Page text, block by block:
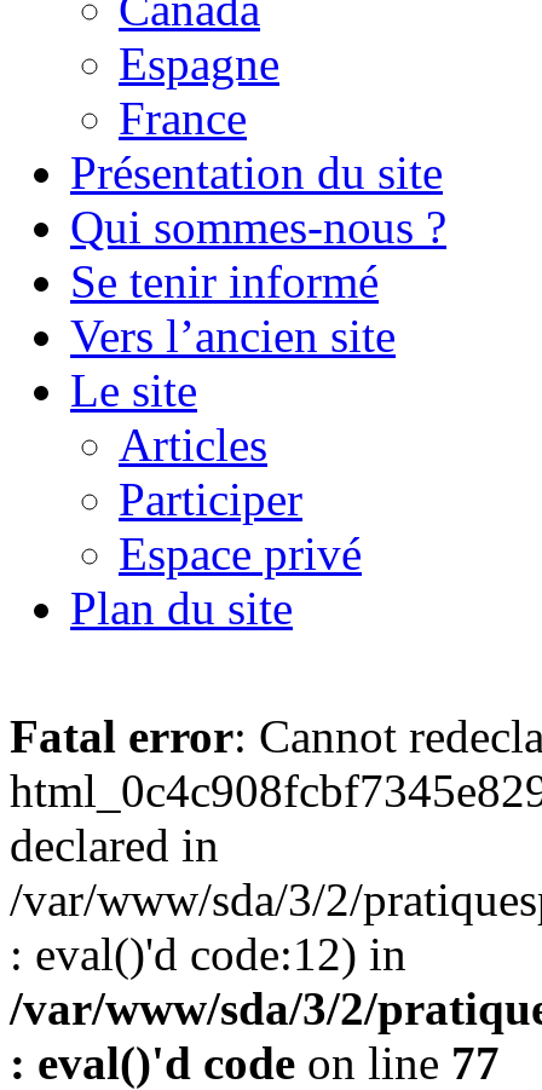
Espagne
France
Présentation du site
Qui sommes-nous ?
Se tenir informé
Vers l’ancien site
Le site
Articles
Participer
Espace privé
Plan du site
Fatal error: Cannot
declared in
/var/www/sda/3/2/
: eval()'d code:12) in
/var/www/sda/3/2/
: eval()'d code on line 77